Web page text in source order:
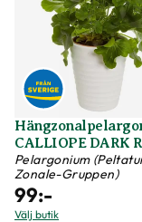
CALLIOPE DARK
Pelargonium
Zonale-Gruppen)
99:-
Välj butik